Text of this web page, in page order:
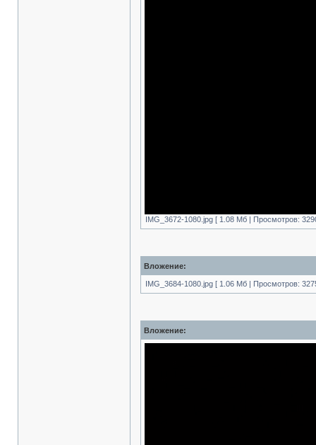
IMG_3672-1080.jpg [ 1.08 Mб | Просмотров:
Вложение:
IMG_3684-1080.jpg [ 1.06 Mб | Просмотров:
Вложение: